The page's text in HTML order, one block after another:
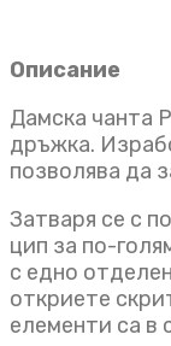
Описание
Дамска чанта
дръжка.
позволява да
Затваря се с
цип за по-
с едно
откриете
елементи са в